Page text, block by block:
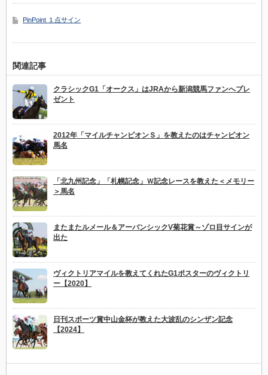
PinPoint １点サイン
関連記事
クラシックG1「オークス」はJRAから新潟競馬ファンへプレ
ゼント
2012年「マイルチャンピオンＳ」を教えたのはチャンピオン
馬名
「北九州記念」「札幌記念」Ｗ記念レースを教えた＜メモリー
＞馬名
またまたルメール＆アーバンシックV菊花賞～ゾロ目サインが
出た
ヴィクトリアマイルを教えてくれたG1ポスターのヴィクトリ
ー【2020】
日刊スポーツ賞中山金杯が教えた大波乱のシンザン記念
【2024】